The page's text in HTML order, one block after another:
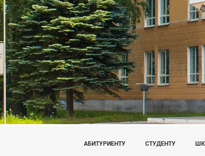
АБИТУРИЕНТУ СТУДЕНТУ